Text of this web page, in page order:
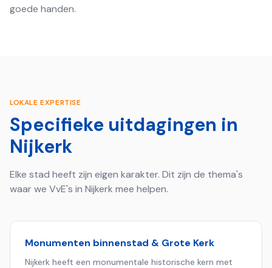
goede handen.
LOKALE EXPERTISE
Specifieke uitdagingen in
Nijkerk
Elke stad heeft zijn eigen karakter. Dit zijn de thema's
waar we VvE's in Nijkerk mee helpen.
Monumenten binnenstad & Grote Kerk
Nijkerk heeft een monumentale historische kern met